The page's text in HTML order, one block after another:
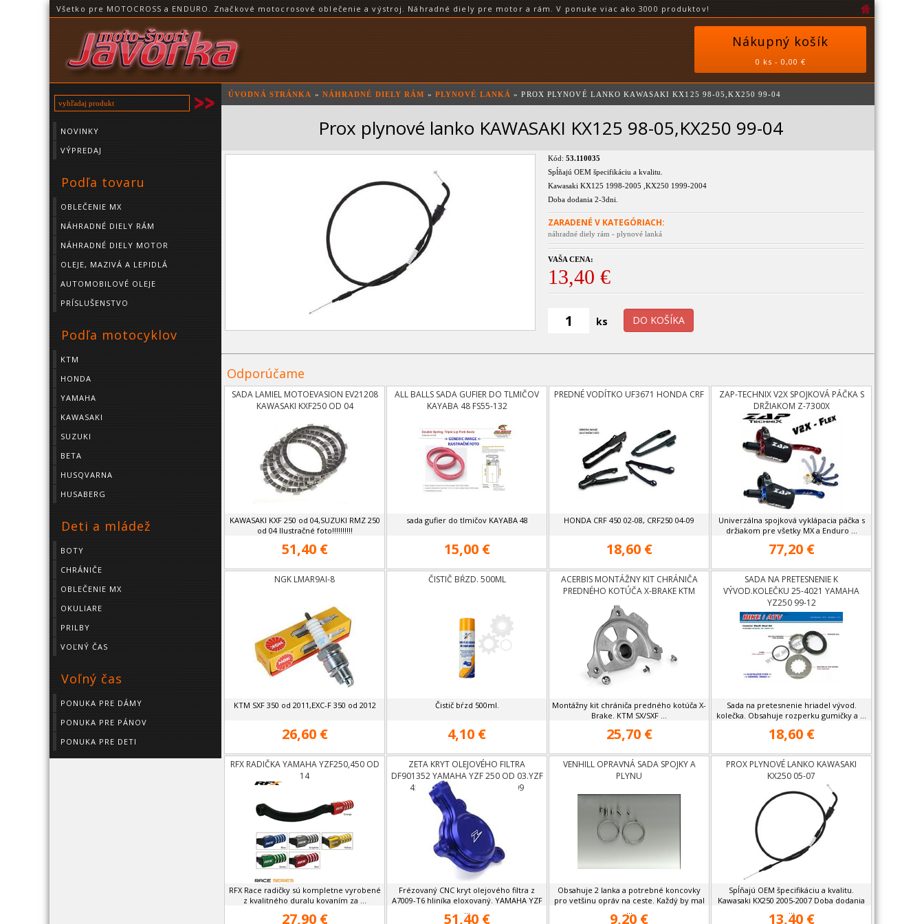
Všetko pre MOTOCROSS a ENDURO. Značkové motocrosové oblečenie a výstroj. Náhradné diely pre motor a rám. V ponuke viac ako 3000 produktov!
Nákupný košík
0 ks - 0,00 €
NOVINKY
VÝPREDAJ
Podľa tovaru
OBLEČENIE MX
NÁHRADNÉ DIELY RÁM
NÁHRADNÉ DIELY MOTOR
OLEJE, MAZIVÁ A LEPIDLÁ
AUTOMOBILOVÉ OLEJE
PRÍSLUŠENSTVO
Podľa motocyklov
KTM
HONDA
YAMAHA
KAWASAKI
SUZUKI
BETA
HUSQVARNA
HUSABERG
Deti a mládež
BOTY
CHRÁNIČE
OBLEČENIE MX
OKULIARE
PRILBY
VOĽNÝ ČAS
Voľný čas
PONUKA PRE DÁMY
PONUKA PRE PÁNOV
PONUKA PRE DETI
ÚVODNÁ STRÁNKA » NÁHRADNÉ DIELY RÁM » PLYNOVÉ LANKÁ » PROX PLYNOVÉ LANKO KAWASAKI KX125 98-05,KX250 99-04
Prox plynové lanko KAWASAKI KX125 98-05,KX250 99-04
Kód: 53.110035
Spĺňajú OEM špecifikáciu a kvalitu.
Kawasaki KX125 1998-2005 ,KX250 1999-2004
Doba dodania 2-3dni.
ZARADENÉ V KATEGÓRIACH:
náhradné diely rám - plynové lanká
VAŠA CENA:
13,40 €
ks
Odporúčame
SADA LAMIEL MOTOEVASION EV21208
KAWASAKI KXF250 OD 04
KAWASAKI KXF 250 od 04,SUZUKI RMZ 250
od 04 Ilustračné foto!!!!!!!!!!
51,40 €
ALL BALLS SADA GUFIER DO TLMIČOV
KAYABA 48 FS55-132
sada gufier do tlmičov KAYABA 48
15,00 €
PREDNÉ VODÍTKO UF3671 HONDA CRF
HONDA CRF 450 02-08, CRF250 04-09
18,60 €
ZAP-TECHNIX V2X SPOJKOVÁ PÁČKA S
DRŽIAKOM Z-7300X
Univerzálna spojková vyklápacia páčka s
držiakom pre všetky MX a Enduro ...
77,20 €
NGK LMAR9AI-8
KTM SXF 350 od 2011,EXC-F 350 od 2012
26,60 €
ČISTIČ BŔZD. 500ML
Čistič bŕzd 500ml.
4,10 €
ACERBIS MONTÁŽNY KIT CHRÁNIČA
PREDNÉHO KOTÚČA X-BRAKE KTM
SX/SXF 04-14,EXC 04-15,
HUSQVARNA,HUSABERG
Montážny kit chrániča predného kotúča X-
Brake. KTM SX/SXF ...
25,70 €
SADA NA PRETESNENIE K
VÝVOD.KOLEČKU 25-4021 YAMAHA
YZ250 99-12
Sada na pretesnenie hriadel vývod.
kolečka. Obsahuje rozperku gumičky a ...
18,60 €
RFX RADIČKA YAMAHA YZF250,450 OD
14
RFX Race radičky sú kompletne vyrobené
z kvalitného duralu kovaním za ...
27,90 €
ZETA KRYT OLEJOVÉHO FILTRA
DF901352 YAMAHA YZF 250 OD 03.YZF
450 03-09,WRF 250,450 03-09
Frézovaný CNC kryt olejového filtra z
A7009-T6 hliníka eloxovaný. YAMAHA YZF
...
51,40 €
VENHILL OPRAVNÁ SADA SPOJKY A
PLYNU
Obsahuje 2 lanka a potrebné koncovky
pro vetšinu opráv na ceste. Každý by mal
...
9,20 €
PROX PLYNOVÉ LANKO KAWASAKI
KX250 05-07
Spĺňajú OEM špecifikáciu a kvalitu.
Kawasaki KX250 2005-2007 Doba dodania
...
13,40 €